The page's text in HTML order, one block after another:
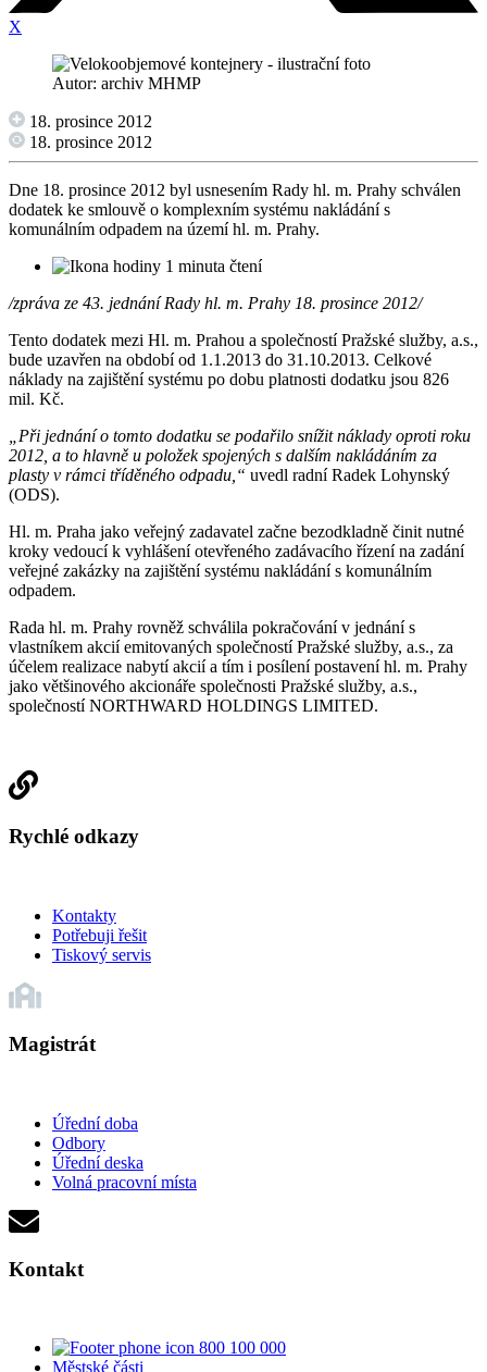
X
Autor: archiv MHMP
18. prosince 2012
18. prosince 2012
Dne 18. prosince 2012 byl usnesením Rady hl. m. Prahy schválen
dodatek ke smlouvě o komplexním systému nakládání s
komunálním odpadem na území hl. m. Prahy.
1 minuta čtení
/zpráva ze 43. jednání Rady hl. m. Prahy 18. prosince 2012/
Tento dodatek mezi Hl. m. Prahou a společností Pražské služby, a.s.,
bude uzavřen na období od 1.1.2013 do 31.10.2013. Celkové
náklady na zajištění systému po dobu platnosti dodatku jsou 826
mil. Kč.
„Při jednání o tomto dodatku se podařilo snížit náklady oproti roku
2012, a to hlavně u položek spojených s dalším nakládáním za
plasty v rámci tříděného odpadu,“ uvedl radní Radek Lohynský
(ODS).
Hl. m. Praha jako veřejný zadavatel začne bezodkladně činit nutné
kroky vedoucí k vyhlášení otevřeného zadávacího řízení na zadání
veřejné zakázky na zajištění systému nakládání s komunálním
odpadem.
Rada hl. m. Prahy rovněž schválila pokračování v jednání s
vlastníkem akcií emitovaných společností Pražské služby, a.s., za
účelem realizace nabytí akcií a tím i posílení postavení hl. m. Prahy
jako většinového akcionáře společnosti Pražské služby, a.s.,
společností NORTHWARD HOLDINGS LIMITED.
Rychlé odkazy
Kontakty
Potřebuji řešit
Tiskový servis
Magistrát
Úřední doba
Odbory
Úřední deska
Volná pracovní místa
Kontakt
800 100 000
Městské části